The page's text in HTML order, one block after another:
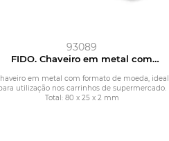
93089
FIDO. Chaveiro em metal com
em metal com formato de moeda, ideal
utilização nos carrinhos de supermercado.
Total: 80 x 25 x 2 mm